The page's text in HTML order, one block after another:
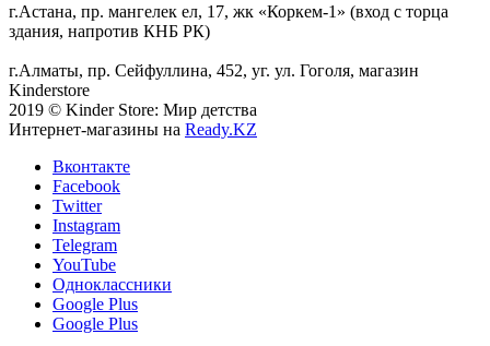
г.Астана, пр. мангелек ел, 17, жк «Коркем-1» (вход с торца
здания, напротив КНБ РК)
г.Алматы, пр. Сейфуллина, 452, уг. ул. Гоголя, магазин
Kinderstore
2019 © Kinder Store: Мир детства
Интернет-магазины на Ready.KZ
Вконтакте
Facebook
Twitter
Instagram
Telegram
YouTube
Одноклассники
Google Plus
Google Plus